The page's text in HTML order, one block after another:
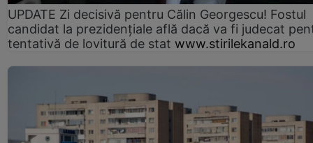
UPDATE Zi decisivă pentru Călin Georgescu! Fostul
candidat la prezidențiale află dacă va fi judecat
tentativă de lovitură de stat www.stirilekanald.ro